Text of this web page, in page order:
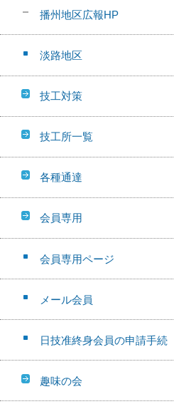
播州地区広報HP
淡路地区
技工対策
技工所一覧
各種通達
会員専用
会員専用ページ
メール会員
日技准終身会員の申請手続
趣味の会